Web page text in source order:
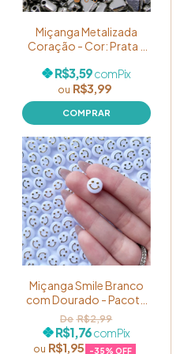
Miçanga Metalizada
Coração - Cor: Prata -
MP013
R$3,99
R$3,59comPix
Miçanga Smile Branco
com Dourado - Pacote
com 10 unidades Ref.
MP016
R$1,95 -35% OFF
R$2,99
R$1,76comPix